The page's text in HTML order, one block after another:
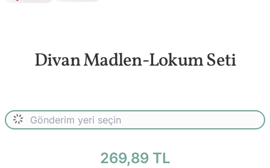
Divan Madlen-Lokum Seti
269,89 TL